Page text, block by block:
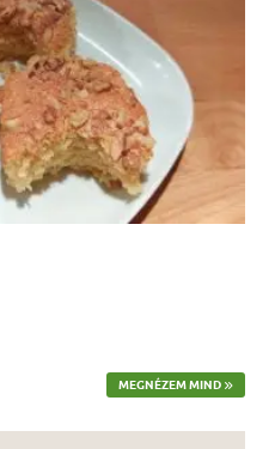
MEGNÉZEM MIND